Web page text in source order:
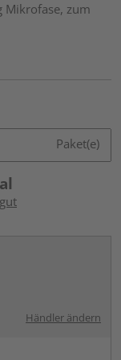
Mikrofase, zum
Paket(e)
Händler ändern